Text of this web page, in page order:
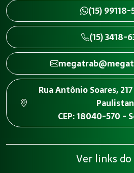
(15) 99118-
(15) 3418-
Rua Antônio Soares,
CEP: 18040-570 -
Ver links